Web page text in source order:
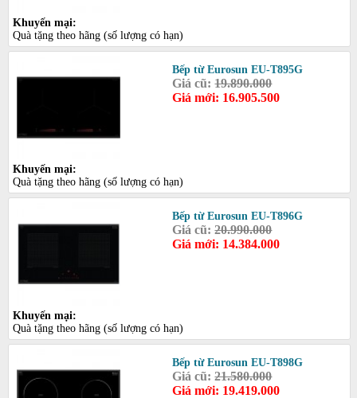
Khuyến mại:
Quà tặng theo hãng (số lượng có hạn)
Bếp từ Eurosun EU-T895G
Giá cũ:19.890.000
Giá mới: 16.905.500
Khuyến mại:
Quà tặng theo hãng (số lượng có hạn)
Bếp từ Eurosun EU-T896G
Giá cũ:20.990.000
Giá mới: 14.384.000
Khuyến mại:
Quà tặng theo hãng (số lượng có hạn)
Bếp từ Eurosun EU-T898G
Giá cũ:21.580.000
Giá mới: 19.419.000